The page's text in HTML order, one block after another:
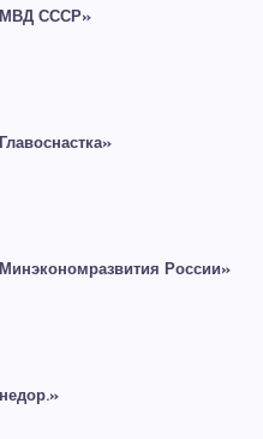
СССР»
России»